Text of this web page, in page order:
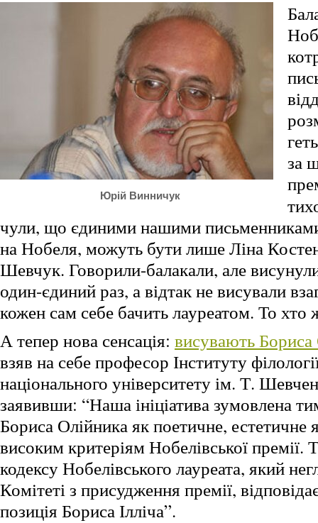
Юрій Винничук
за
чули, що єдиними нашими
на Нобеля, можуть бути лише Ліна
Шевчук. Говорили-балакали, але
один-єдиний раз, а відтак не висували
кожен сам себе бачить лауреатом. То хто
А тепер нова сенсація: висувають Бориса
взяв на себе професор Інституту
національного університету ім. Т.
заявивши: “Наша ініціатива зумовлена
Бориса Олійника як поетичне, естетичне
високим критеріям Нобелівської
кодексу Нобелівського лауреата, який
Комітеті з присудження премії,
позиція Бориса Ілліча”.